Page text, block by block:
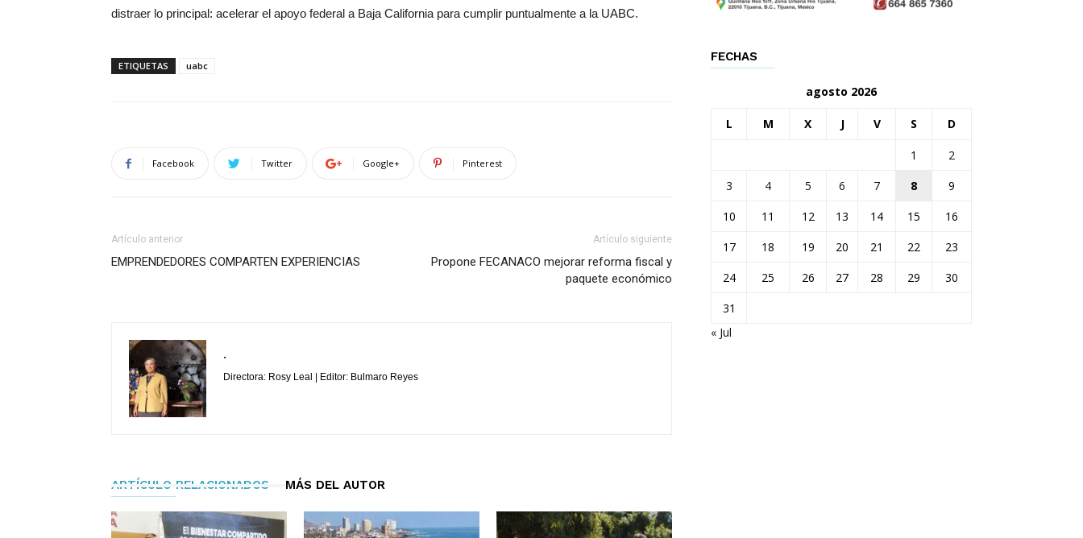
distraer lo principal: acelerar el apoyo federal a Baja California para cumplir puntualmente a la UABC.
ETIQUETAS uabc
Facebook Twitter Google+ Pinterest
Artículo anterior
EMPRENDEDORES COMPARTEN EXPERIENCIAS
Artículo siguiente
Propone FECANACO mejorar reforma fiscal y
paquete económico
.
Directora: Rosy Leal | Editor: Bulmaro Reyes
ARTÍCULO RELACIONADOS MÁS DEL AUTOR
FECHAS
agosto 2026
L M X J V S D
1
2
3
4 5 6 7 8
9
10
11 12 13 14 15
16
17
18 19 20 21 22
23
24
25 26 27 28 29
30
31
« Jul